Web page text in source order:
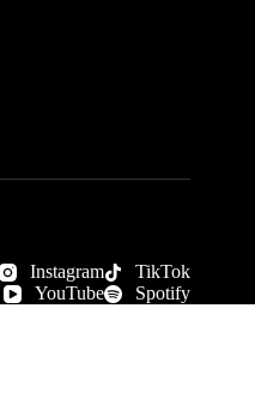
Instagram
TikTok
YouTube
Spotify